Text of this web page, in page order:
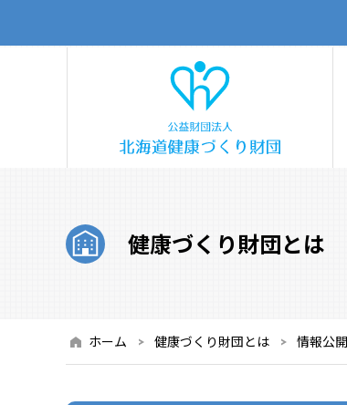
公
健康づくり財団とは
ホーム 健康づくり財団とは 情報公開